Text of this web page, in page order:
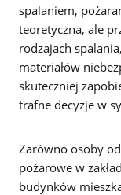
spalaniem,
teoretyczna, ale
rodzajach
materiałów
skuteczniej
trafne decyzje w
Zarówno osoby
pożarowe w
budynków